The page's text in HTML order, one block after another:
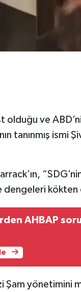
olduğu ve
tanınmış ismi
dengeleri
AHBAP
yönetimini